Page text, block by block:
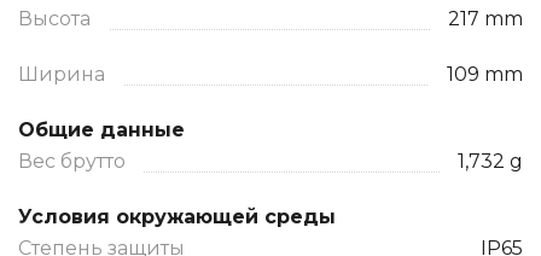
Высота
217 mm
Ширина 109 mm
Общие данные
Вес брутто
1,732 g
Условия окружающей среды
Степень защиты
IP65